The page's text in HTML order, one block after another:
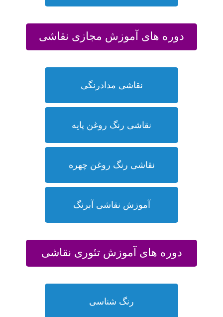
دوره های آموزش مجازی نقاشی
نقاشی مدادرنگی
نقاشی رنگ روغن پایه
نقاشی رنگ روغن چهره
آموزش نقاشی آبرنگ
دوره های آموزش تئوری نقاشی
رنگ شناسی